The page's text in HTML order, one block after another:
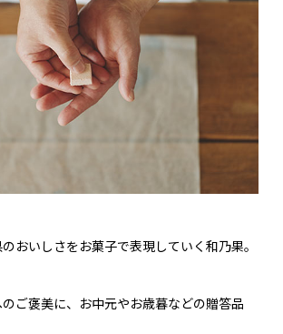
おいしさをお菓子で表現していく和乃果。
ご褒美に、お中元やお歳暮などの贈答品